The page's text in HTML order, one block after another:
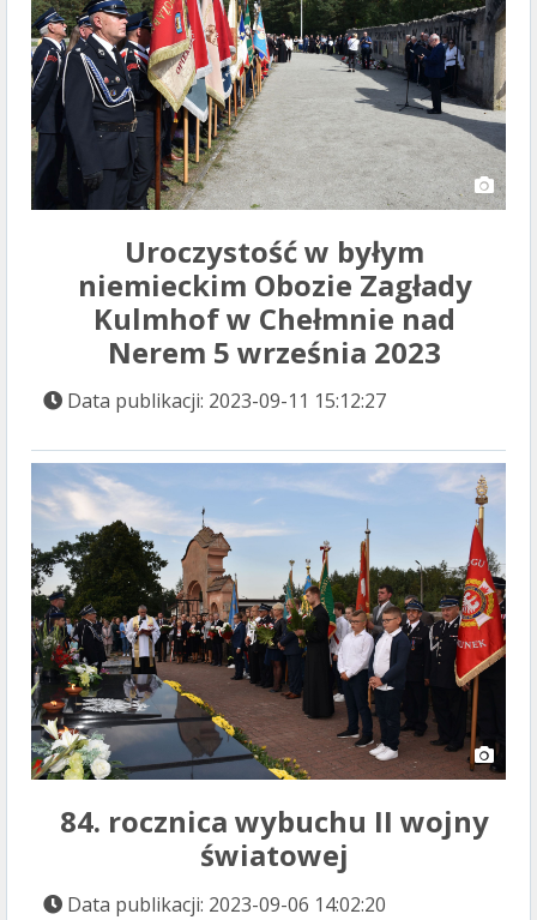
Uroczystość w byłym
niemieckim Obozie Zagłady
Kulmhof w Chełmnie nad
Nerem 5 września 2023
Data publikacji: 2023-09-11 15:12:27
84. rocznica wybuchu II wojny
światowej
Data publikacji: 2023-09-06 14:02:20